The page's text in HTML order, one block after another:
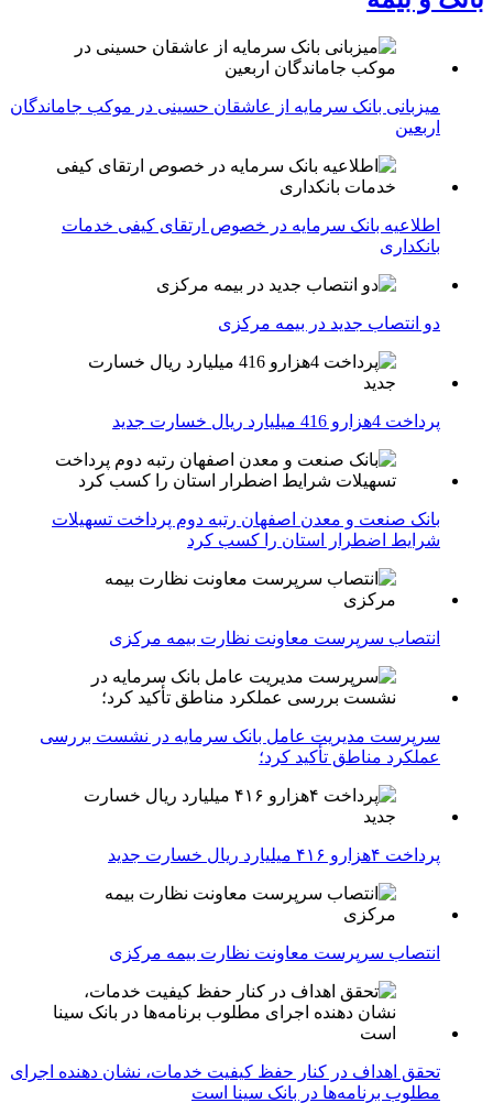
میزبانی بانک سرمایه از عاشقان حسینی در موکب جاماندگان
اربعین
اطلاعیه بانک سرمایه در خصوص ارتقای کیفی خدمات
بانکداری
دو انتصاب جدید در بیمه مركزی
پرداخت 4هزارو 416 میلیارد ریال خسارت جدید
بانک صنعت و معدن اصفهان رتبه دوم پرداخت تسهیلات
شرایط اضطرار استان را کسب کرد
انتصاب سرپرست معاونت نظارت بیمه مرکزی
سرپرست مدیریت عامل بانک سرمایه در نشست بررسی
عملکرد مناطق تأکید کرد؛
پرداخت ۴هزارو ۴۱۶ میلیارد ریال خسارت جدید
انتصاب سرپرست معاونت نظارت بیمه مرکزی
تحقق اهداف در کنار حفظ کیفیت خدمات، نشان دهنده اجرای
مطلوب برنامه‌ها در بانک سینا است